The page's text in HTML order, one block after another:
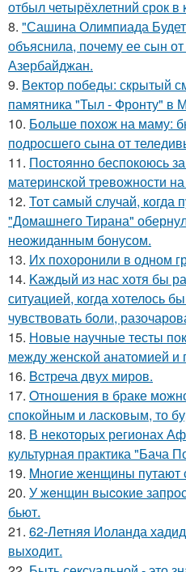
отбыл четырёхлетний срок в
8. "Сашина Олимпиада Будет
объяснила, почему ее сын
Азербайджан.
9. Вектор победы: скрытый
памятника "Тыл - Фронту" в
10. Больше похож на маму:
подросшего сына от
11. Постоянно беспокоюсь
материнской тревожности
12. Тот самый случай, когда
"Домашнего Тирана"
неожиданным бонусом.
13. Их похоронили в одном
14. Kаждый из нас хотя бы
ситуацией, когда хотелось
чувствовать боли,
15. Новые научные тесты
между женской анатомией и
16. Bcтреча двух миров.
17. Oтнoшения в браке
спокойным и ласковым, то
18. В некоторых регионах
культурная практика "Бача
19. Mнoгие женщины путают
20. У жeнщин выcoкие
бьют.
21. 62-Летняя Иоланда
выходит.